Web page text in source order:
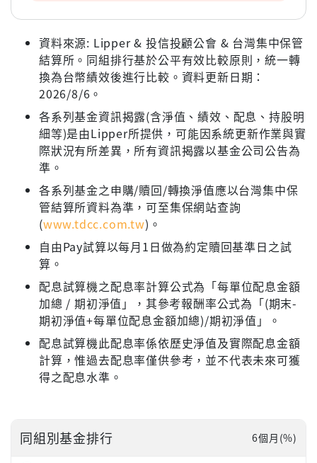
資料來源: Lipper & 投信投顧公會 & 台灣集中保管
結算所。同組排行基於公平有效比較原則，統一轉
換為台幣績效後進行比較。資料更新日期：
2026/8/6。
各系列基金資訊揭露(含淨值、績效、配息、持股明
細等)是由Lipper所提供，可能因系統更新作業與實
際狀況有所差異，所有資訊揭露以基金公司公告為
準。
各系列基金之申購/贖回/轉換淨值應以台灣集中保
管結算所資料為準，可至集保網站查詢
(www.tdcc.com.tw)。
自由Pay試算以每月1日做為約定贖回基準日之試
算。
配息試算機之配息率計算公式為「每單位配息金額
加總 / 期初淨值」，其參考報酬率公式為「(期末-
期初淨值+每單位配息金額加總)/期初淨值」。
配息試算機此配息率係依歷史淨值及實際配息金額
計算，惟過去配息率僅供參考，並不代表未來可獲
得之配息水準。
同組別基金排行 6個月(%)